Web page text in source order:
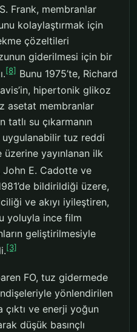
Frank, membranlar
kolaylaştırmak için
çözeltileri
giderilmesi için bir
[8] Bunu 1975’te, Richard
hipertonik glikoz
asetat membranlar
su çıkarmanın
tuz reddi
üzerine yayınlanan ilk
John E. Cadotte ve
bildirildiği üzere,
ve akıyı iyileştiren,
yoluyla ince film
geliştirilmesiyle
[3]
FO, tuz gidermede
yönlendirilen
ve enerji yoğun
düşük basınçlı